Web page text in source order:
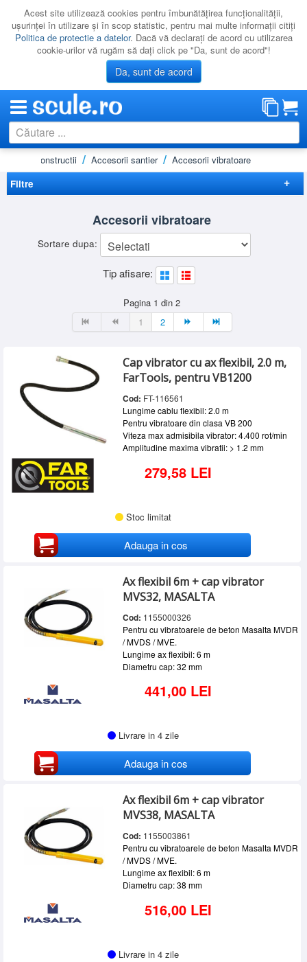
Acest site utilizează cookies pentru îmbunătăţirea funcţionalităţii,
uşurinţei în utilizare şi în scop statistic, pentru mai multe informaţii citiţi
Politica de protectie a datelor. Dacă vă declaraţi de acord cu utilizarea
cookie-urilor vă rugăm să daţi click pe "Da, sunt de acord"!
Da, sunt de acord
CATEGORII
PROMOTII
LICHIDARE
CONTACT
AUTENTIFICARE
/ constructii Accesorii santier
Accesorii vibratoare
Filtre
Disponibilitate
DEWALT(6)
(18)
IMER(5)
MASALTA(10)
Accesorii vibratoare
Sortare dupa:
Tip afisare:
Pagina 1 din 2
1
2
Cap vibrator cu ax flexibil, 2.0 m,
FarTools, pentru VB1200
Cod: FT-116561
Lungime cablu flexibil: 2.0 m
Pentru vibratoare din clasa VB 200
Viteza max admisibila vibrator: 4.400 rot/min
Amplitudine maxima vibratii: > 1.2 mm
279,58 LEI
Stoc limitat
Adauga in cos
Ax flexibil 6m + cap vibrator
MVS32, MASALTA
Cod: 1155000326
Pentru cu vibratoarele de beton Masalta MVDR
/ MVDS / MVE.
Lungime ax flexibil: 6 m
Diametru cap: 32 mm
441,00 LEI
Livrare in 4 zile
Adauga in cos
Ax flexibil 6m + cap vibrator
MVS38, MASALTA
Cod: 1155003861
Pentru cu vibratoarele de beton Masalta MVDR
/ MVDS / MVE.
Lungime ax flexibil: 6 m
Diametru cap: 38 mm
516,00 LEI
Livrare in 4 zile